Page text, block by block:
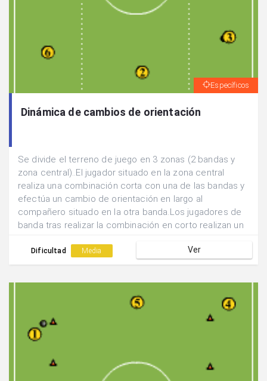
Específicos
Dinámica de cambios de orientación
Se divide el terreno de juego en 3 zonas (2 bandas y
zona central)..El jugador situado en la zona central
realiza una combinación corta con una de las bandas y
efectúa un cambio de orientación en largo al
compañero situado en la otra banda.Los jugadores de
banda tras realizar la combinación en corto realizan un
Dificultad Media Ver